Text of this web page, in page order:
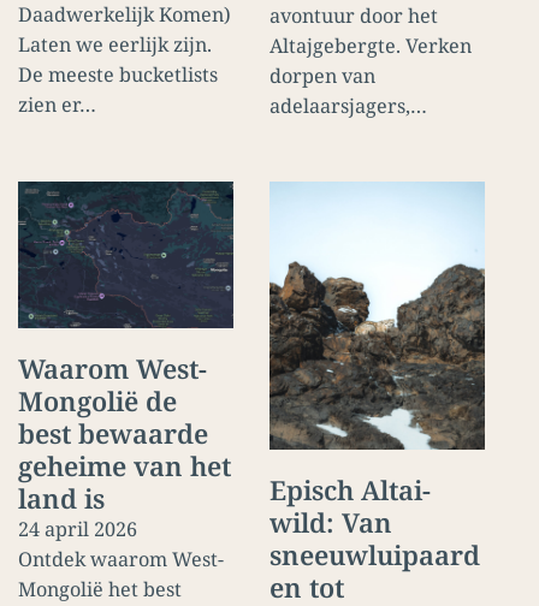
Daadwerkelijk Komen)
Laten we eerlijk zijn.
De meeste bucketlists
zien er…
avontuur door het
Altajgebergte. Verken
dorpen van
adelaarsjagers,…
Waarom West-
Mongolië de
best bewaarde
geheime van het
land is
24 april 2026
Ontdek waarom West-
Mongolië het best
Episch Altai-
wild: Van
sneeuwluipaard
en tot